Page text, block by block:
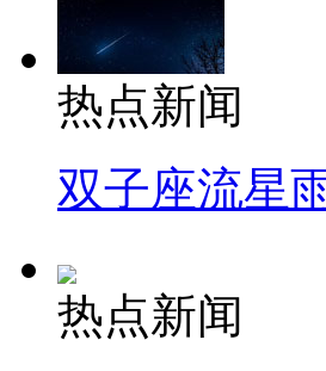
热点新闻
双子座流星
热点新闻